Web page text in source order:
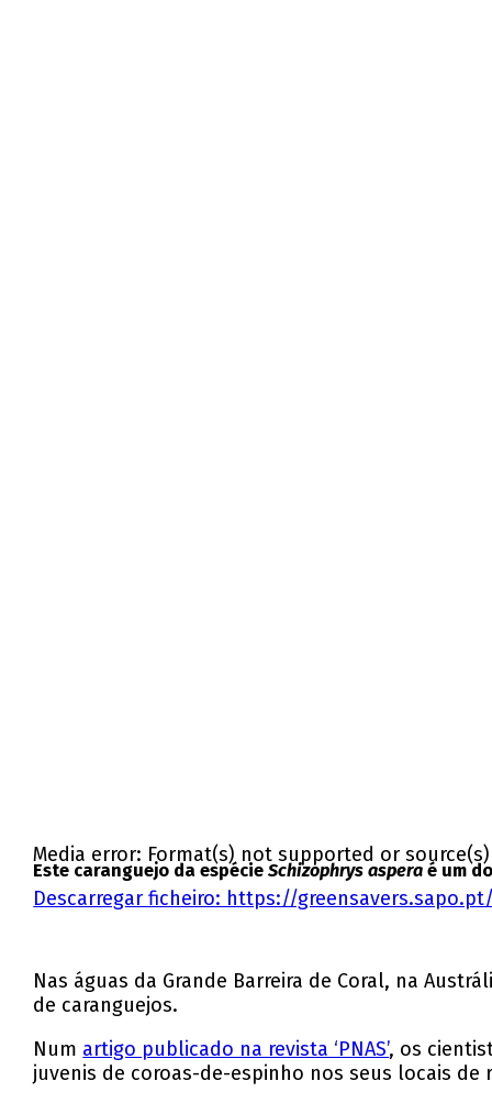
Media error: Format(s) not supported or
Descarregar ficheiro: https://
00:00
Este caranguejo da espécieSchizophrys aspera é um
Nas águas da Grande Barreira de Coral, na
de caranguejos.
Num artigo publicado na revista ‘PNAS’, os
juvenis de coroas-de-espinho nos seus locais de